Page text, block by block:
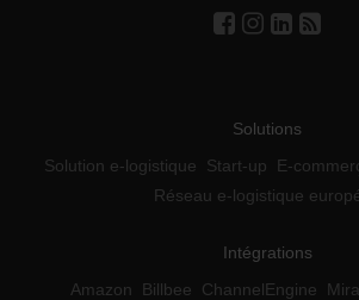
Solutions
Solution e-logistique
Start-up E-
Réseau e-logistique
Intégrations
Amazon
Billbee ChannelEngine